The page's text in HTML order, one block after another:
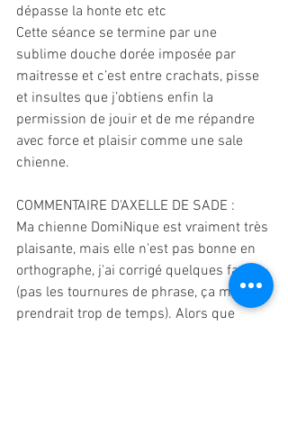
dépasse la honte etc etc
Cette séance se termine par une
sublime douche dorée imposée par
maitresse et c’est entre crachats, pisse
et insultes que j’obtiens enfin la
permission de jouir et de me répandre
avec force et plaisir comme une sale
chienne.
COMMENTAIRE D'AXELLE DE SADE :
Ma chienne DomiNique est vraiment très
plaisante, mais elle n'est pas bonne en
orthographe, j'ai corrigé quelques fautes
(pas les tournures de phrase, ça me
prendrait trop de temps). Alors que